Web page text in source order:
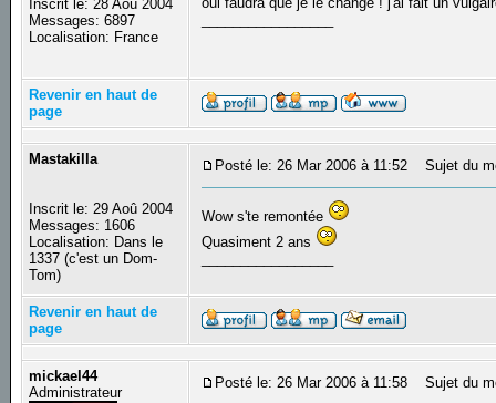
Inscrit le: 28 Aoû 2004
Messages: 6897
Localisation: France
Revenir en haut de
page
Mastakilla
Inscrit le: 29 Aoû 2004
Messages: 1606
Localisation: Dans le
1337 (c'est un Dom-
Tom)
Posté le: 26 Mar 2006 à 11:52 Sujet du
Wow s'te remontée
Quasiment 2 ans
Revenir en haut de
page
mickael44
Administrateur
Posté le: 26 Mar 2006 à 11:58 Sujet du